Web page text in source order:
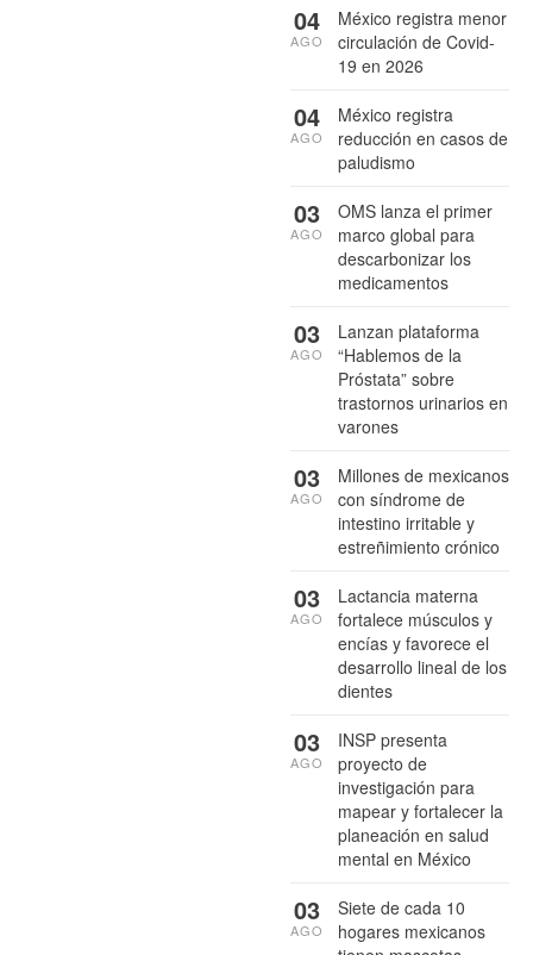
México registra menor
circulación de Covid-
19 en 2026
04
AGO
México registra
reducción en casos de
paludismo
04
AGO
OMS lanza el primer
marco global para
descarbonizar los
medicamentos
03
AGO
Lanzan plataforma
“Hablemos de la
Próstata” sobre
trastornos urinarios en
varones
03
AGO
Millones de mexicanos
con síndrome de
intestino irritable y
estreñimiento crónico
03
AGO
Lactancia materna
fortalece músculos y
encías y favorece el
desarrollo lineal de los
dientes
03
AGO
INSP presenta
proyecto de
investigación para
mapear y fortalecer la
planeación en salud
mental en México
03
AGO
Siete de cada 10
hogares mexicanos
03
AGO